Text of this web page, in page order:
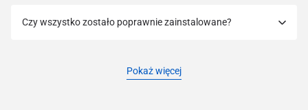
Czy wszystko zostało poprawnie zainstalowane?
Pokaż więcej